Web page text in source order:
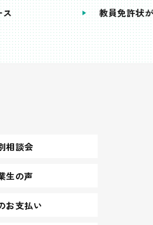
教員免許状が
相談会
生の声
お支払い